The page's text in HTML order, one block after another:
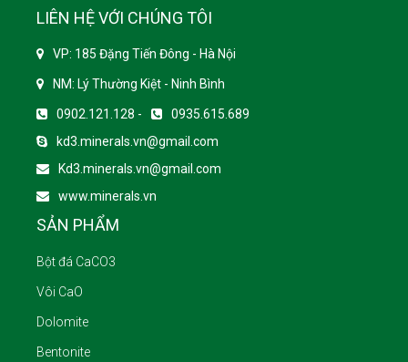
LIÊN HỆ VỚI CHÚNG TÔI
VP: 185 Đặng Tiến Đông - Hà Nội
NM: Lý Thường Kiệt - Ninh Bình
0902.121.128 -
0935.615.689
kd3.minerals.vn@gmail.com
Kd3.minerals.vn@gmail.com
www.minerals.vn
SẢN PHẨM
Bột đá CaCO3
Vôi CaO
Dolomite
Bentonite